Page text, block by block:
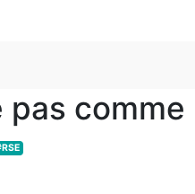
comme